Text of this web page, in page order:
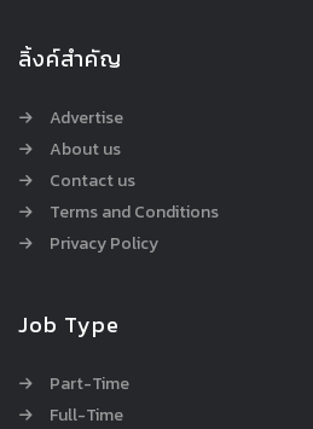
ลิ้งค์สำคัญ
Advertise
About us
Contact us
Terms and Conditions
Privacy Policy
Job Type
Part-Time
Full-Time